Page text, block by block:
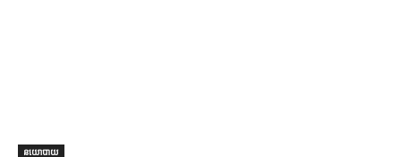
នយោបាយ